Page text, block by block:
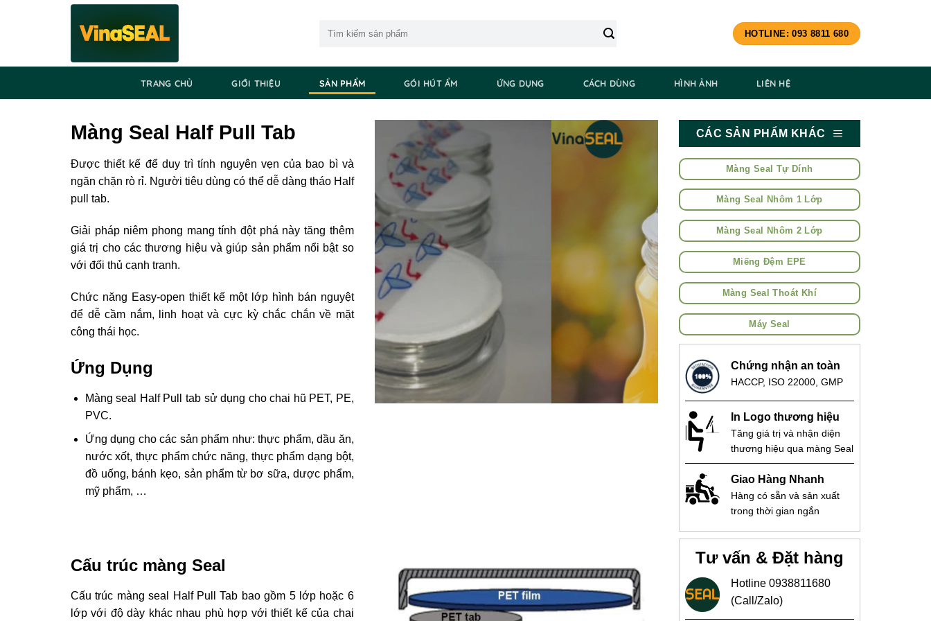
kiếm:
HOTLINE: 093 8811 680
TRANG CHỦ GIỚI THIỆU SẢN PHẨM GÓI HÚT ẨM ỨNG DỤNG CÁCH DÙNG HÌNH ẢNH LIÊN HỆ
Màng Seal Half Pull Tab
Được thiết kế để duy trì tính nguyên vẹn của bao bì và
ngăn chặn rò rỉ. Người tiêu dùng có thể dễ dàng tháo Half
pull tab.
Giải pháp niêm phong mang tính đột phá này tăng thêm
giá trị cho các thương hiệu và giúp sản phẩm nổi bật so
với đối thủ cạnh tranh.
Chức năng Easy-open thiết kế một lớp hình bán nguyệt
để dễ cầm nắm, linh hoạt và cực kỳ chắc chắn về mặt
công thái học.
Ứng Dụng
Màng seal Half Pull tab sử dụng cho chai hũ PET, PE,
PVC.
Ứng dụng cho các sản phẩm như: thực phẩm, dầu ăn,
nước xốt, thực phẩm chức năng, thực phẩm dạng bột,
đồ uống, bánh kẹo, sản phẩm từ bơ sữa, dược phẩm,
mỹ phẩm, …
Cấu trúc màng Seal
Cấu trúc màng seal Half Pull Tab bao gồm 5 lớp hoặc 6
lớp với độ dày khác nhau phù hợp với thiết kế của chai
CÁC SẢN PHẨM KHÁC
Màng Seal Tự Dính
Màng Seal Nhôm 1 Lớp
Màng Seal Nhôm 2 Lớp
Miếng Đệm EPE
Màng Seal Thoát Khí
Máy Seal
Chứng nhận an toàn
HACCP, ISO 22000, GMP
In Logo thương hiệu
Tăng giá trị và nhận diện
thương hiệu qua màng Seal
Giao Hàng Nhanh
Hàng có sẵn và sản xuất
trong thời gian ngắn
Tư vấn & Đặt hàng
Hotline 0938811680
(Call/Zalo)